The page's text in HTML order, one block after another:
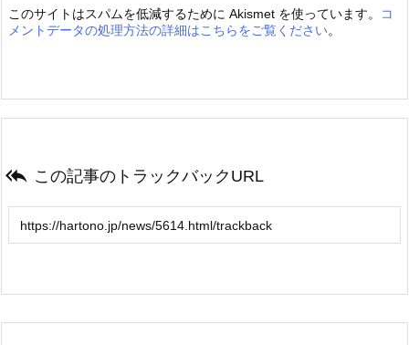
このサイトはスパムを低減するために Akismet を使っています。
コ
メントデータの処理方法の詳細はこちらをご覧ください。
 この記事のトラックバックURL